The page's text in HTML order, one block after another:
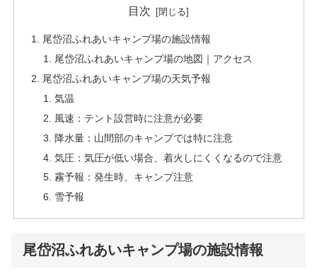
目次
尾岱沼ふれあいキャンプ場の施設情報
尾岱沼ふれあいキャンプ場の地図｜アクセス
尾岱沼ふれあいキャンプ場の天気予報
気温
風速：テント設営時に注意が必要
降水量：山間部のキャンプでは特に注意
気圧：気圧が低い場合、着火しにくくなるので注意
霧予報：発生時、キャンプ注意
雪予報
尾岱沼ふれあいキャンプ場の施設情報